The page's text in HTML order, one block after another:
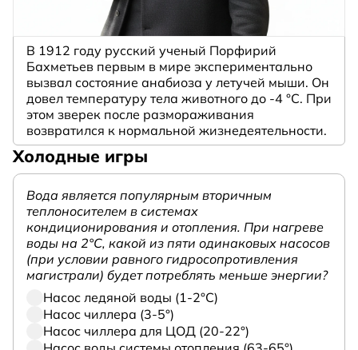
В 1912 году русский ученый Порфирий
Бахметьев первым в мире экспериментально
вызвал состояние анабиоза у летучей мыши. Он
довел температуру тела животного до -4 °C. При
этом зверек после размораживания
возвратился к нормальной жизнедеятельности.
Холодные игры
Вода является популярным вторичным
теплоносителем в системах
кондиционирования и отопления. При нагреве
воды на 2°С, какой из пяти одинаковых насосов
(при условии равного гидросопротивления
магистрали) будет потреблять меньше энергии?
Насос ледяной воды (1-2°С)
Насос чиллера (3-5°)
Насос чиллера для ЦОД (20-22°)